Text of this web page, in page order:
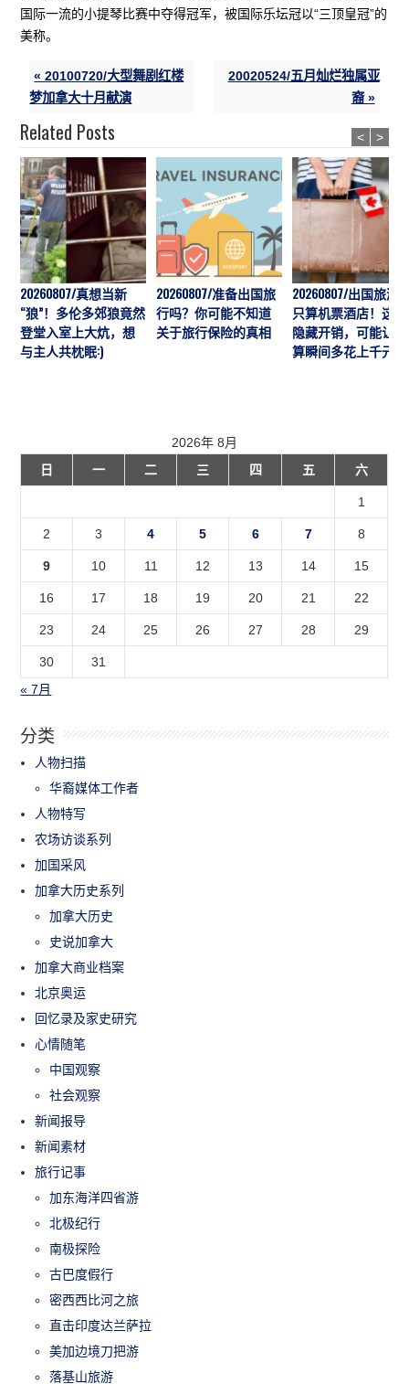
国际一流的小提琴比赛中夺得冠军，被国际乐坛冠以“三顶皇冠”的
美称。
« 20100720/大型舞剧红楼
梦加拿大十月献演
20020524/五月灿烂独属亚
裔 »
Related Posts
20260807/真想当新
“狼”！多伦多郊狼竟然
登堂入室上大炕，想
与主人共枕眠:)
20260807/准备出国旅
行吗？你可能不知道
关于旅行保险的真相
20260807/出国旅游
只算机票酒店！这7
隐藏开销，可能让预
算瞬间多花上千元
< >
2026年 8月
日
一 二 三 四 五 六
1
2 3 4 5 6 7 8
9 10 11 12 13 14 15
16 17 18 19 20 21 22
23 24 25 26 27 28 29
30
31
« 7月
分类
人物扫描
华裔媒体工作者
人物特写
农场访谈系列
加国采风
加拿大历史系列
加拿大历史
史说加拿大
加拿大商业档案
北京奥运
回忆录及家史研究
心情随笔
中国观察
社会观察
新闻报导
新闻素材
旅行记事
加东海洋四省游
北极纪行
南极探险
古巴度假行
密西西比河之旅
直击印度达兰萨拉
美加边境刀把游
落基山旅游